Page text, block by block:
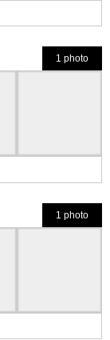
1 photo
1 photo